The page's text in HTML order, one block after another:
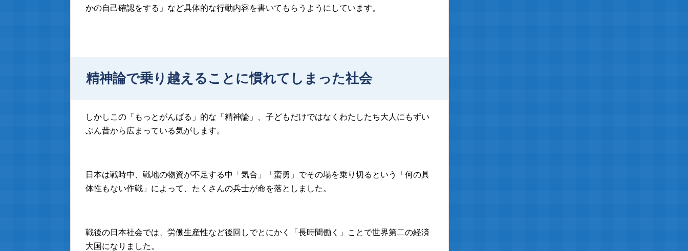
かの自己確認をする」など具体的な行動内容を書いてもらうようにしています。
精神論で乗り越えることに慣れてしまった社会
しかしこの「もっとがんばる」的な「精神論」、子どもだけではなくわたしたち大人にもずい
ぶん昔から広まっている気がします。
日本は戦時中、戦地の物資が不足する中「気合」「蛮勇」でその場を乗り切るという「何の具
体性もない作戦」によって、たくさんの兵士が命を落としました。
戦後の日本社会では、労働生産性など後回しでとにかく「長時間働く」ことで世界第二の経済
大国になりました。